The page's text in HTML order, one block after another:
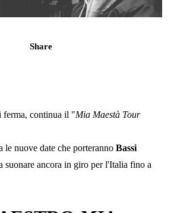
Share
ferma, continua il "Mia Maestà Tour
le nuove date che porteranno Bassi
suonare ancora in giro per l'Italia fino a